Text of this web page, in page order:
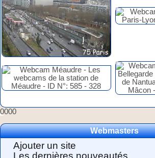
0000
Webmasters
Ajouter un site
Les dernières nouveautés